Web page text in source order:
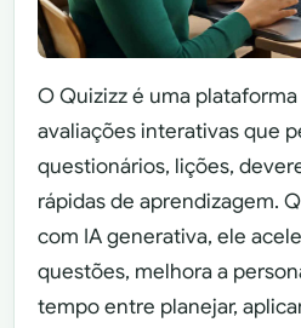
O Quizizz é uma
avaliações interativas que
questionários, lições,
rápidas de aprendizagem.
com IA generativa, ele
questões, melhora a
tempo entre planejar,